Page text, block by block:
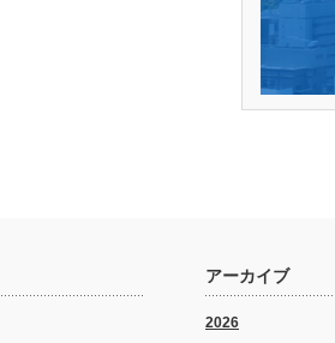
アーカイブ
2026